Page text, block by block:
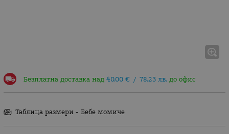
Безплатна доставка над 40.00 € / 78.23 лв.до офис
Таблица размери - Бебе момиче